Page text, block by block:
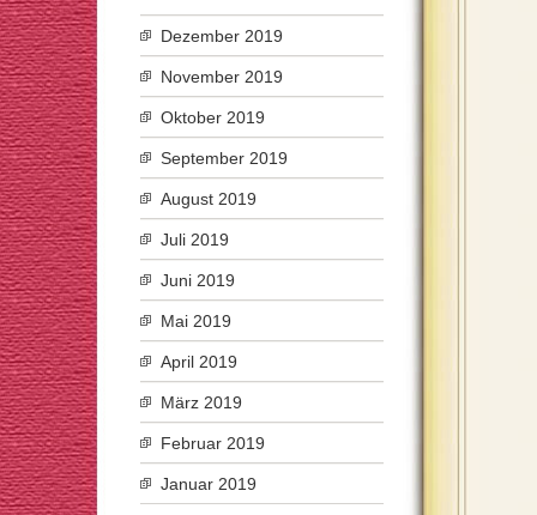
Dezember 2019
November 2019
Oktober 2019
September 2019
August 2019
Juli 2019
Juni 2019
Mai 2019
April 2019
März 2019
Februar 2019
Januar 2019